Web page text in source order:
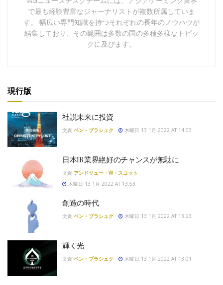
で最も経験豊富なジャーナリストが複数所属していま
す。 幅広い専門知識を持つそれぞれの長年のノウハウが
結集しており、その範囲は多数の国の多種多様なトピッ
クに及びます。
現行版
社説未来に投資
文責 ベン・ブラシュク 木曜日 13 1月 2022 AT 14:03
日本IR業界絶好のチャンスが無駄に
文責 アンドリュー・W・スコット
木曜日 13 1月 2022 AT 13:53
創造の時代
文責 ベン・ブラシュク 木曜日 13 1月 2022 AT 13:23
輝く光
文責 ベン・ブラシュク 木曜日 13 1月 2022 AT 13:01